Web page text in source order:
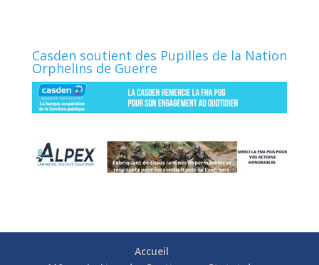
Casden soutient des Pupilles de la Nation
Orphelins de Guerre
Accueil